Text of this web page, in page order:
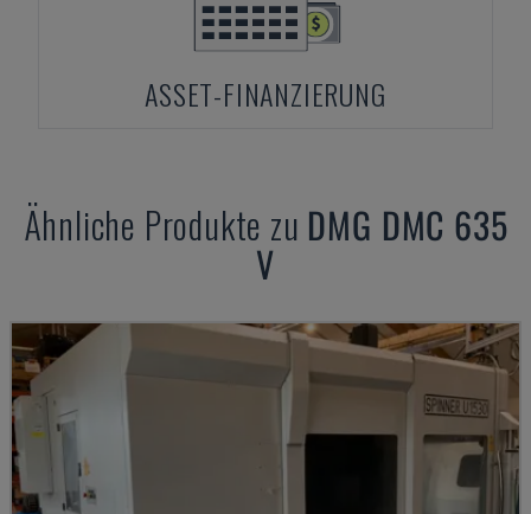
ASSET-FINANZIERUNG
Ähnliche Produkte zu DMG DMC 635
V